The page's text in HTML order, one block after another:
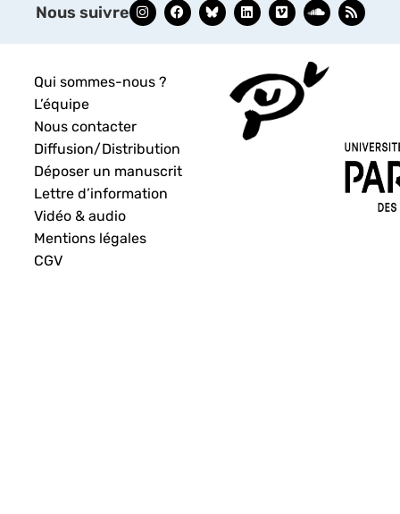
Nous suivre
Qui sommes-nous ?
L’équipe
Nous contacter
Diffusion/Distribution
Déposer un manuscrit
Lettre d’information
Vidéo & audio
Mentions légales
CGV